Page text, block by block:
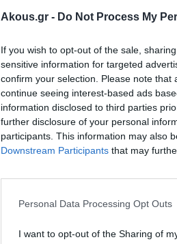
Akous.gr - Do Not Process My
If you wish to opt-out of the sale,
sensitive information for targeted
confirm your selection. Please note
continue seeing interest-based ads
information disclosed to third parties
further disclosure of your personal
participants. This information may also
Downstream Participants that may
Personal Data Processing Opt Outs
I want to opt-out of the Sharing of